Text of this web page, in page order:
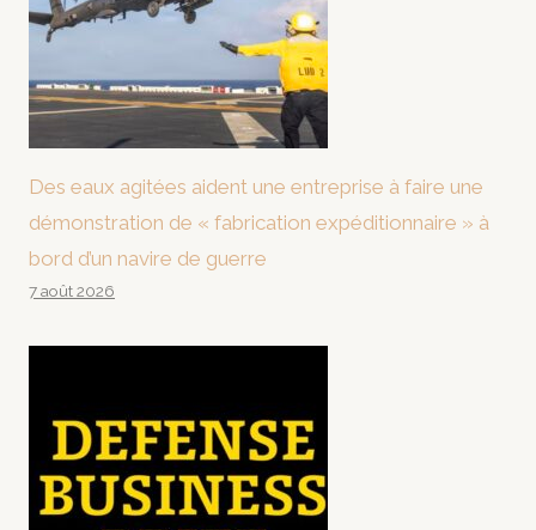
Des eaux agitées aident une entreprise à faire une
démonstration de « fabrication expéditionnaire » à
bord d’un navire de guerre
7 août 2026